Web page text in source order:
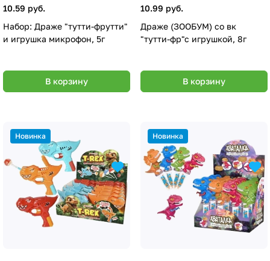
10.59 руб.
Набор: Драже "тутти-фрутти"
и игрушка микрофон, 5г
В корзину
10.99 руб.
Драже (ЗООБУМ) со вк
"тутти-фр"с игрушкой, 8г
В корзину
Новинка Новинка